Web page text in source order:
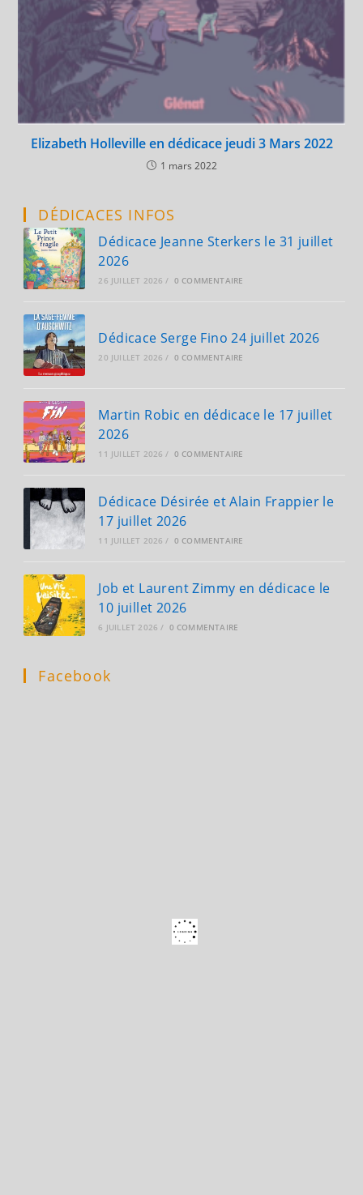
Elizabeth Holleville en dédicace jeudi 3 Mars 2022
1 mars 2022
DÉDICACES INFOS
Dédicace Jeanne Sterkers le 31 juillet
2026
26 JUILLET 2026 / 0 COMMENTAIRE
Dédicace Serge Fino 24 juillet 2026
20 JUILLET 2026 / 0 COMMENTAIRE
Martin Robic en dédicace le 17 juillet
2026
11 JUILLET 2026 / 0 COMMENTAIRE
Dédicace Désirée et Alain Frappier le
17 juillet 2026
11 JUILLET 2026 / 0 COMMENTAIRE
Job et Laurent Zimmy en dédicace le
10 juillet 2026
6 JUILLET 2026 / 0 COMMENTAIRE
Facebook